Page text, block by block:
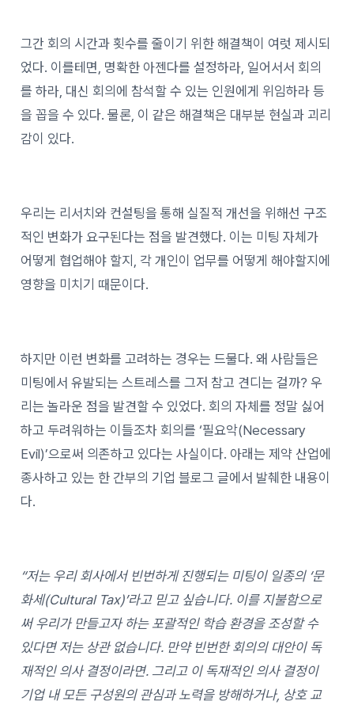
그간 회의 시간과 횟수를 줄이기 위한 해결책이 여럿 제시되
었다. 이를테면, 명확한 아젠다를 설정하라, 일어서서 회의
를 하라, 대신 회의에 참석할 수 있는 인원에게 위임하라 등
을 꼽을 수 있다. 물론, 이 같은 해결책은 대부분 현실과 괴리
감이 있다.
우리는 리서치와 컨설팅을 통해 실질적 개선을 위해선 구조
적인 변화가 요구된다는 점을 발견했다. 이는 미팅 자체가
어떻게 협업해야 할지, 각 개인이 업무를 어떻게 해야할지에
영향을 미치기 때문이다.
하지만 이런 변화를 고려하는 경우는 드물다. 왜 사람들은
미팅에서 유발되는 스트레스를 그저 참고 견디는 걸까? 우
리는 놀라운 점을 발견할 수 있었다. 회의 자체를 정말 싫어
하고 두려워하는 이들조차 회의를 ‘필요악(Necessary
Evil)’으로써 의존하고 있다는 사실이다. 아래는 제약 산업에
종사하고 있는 한 간부의 기업 블로그 글에서 발췌한 내용이
다.
“저는 우리 회사에서 빈번하게 진행되는 미팅이 일종의 ‘문
화세(Cultural Tax)’라고 믿고 싶습니다. 이를 지불함으로
써 우리가 만들고자 하는 포괄적인 학습 환경을 조성할 수
있다면 저는 상관 없습니다. 만약 빈번한 회의의 대안이 독
재적인 의사 결정이라면. 그리고 이 독재적인 의사 결정이
기업 내 모든 구성원의 관심과 노력을 방해하거나, 상호 교